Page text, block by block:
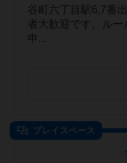
谷町六丁目駅6,7番
者大歓迎です。ル
申...
プレイスペース